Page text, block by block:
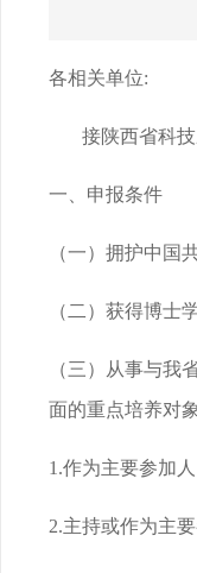
各相关单位:
接陕西省科技
一、申报条件
（一）拥护中国
（二）获得博士
（三）从事与我
面的重点培养对
1.作为主要参加
2.主持或作为主